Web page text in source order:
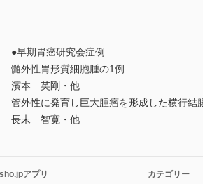
●早期胃癌研究会症例
髄外性胃形質細胞腫の1例
濱本 英剛・他
管外性に発育し巨大腫瘤を形成した横行結
長末 智寛・他
アプリ カテゴリー